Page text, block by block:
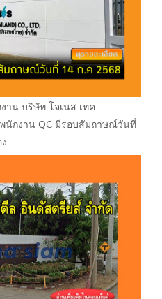
าน บริษัท โจเนส เทค
นักงาน QC มีรอบสัมถาษณ์วันที่